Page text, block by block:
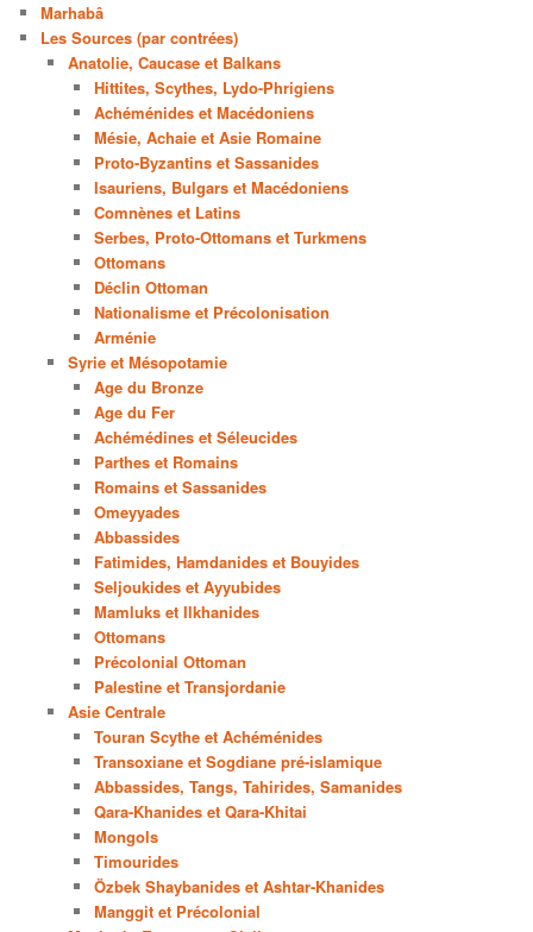
Marhabâ
Les Sources (par contrées)
Anatolie, Caucase et Balkans
Hittites, Scythes, Lydo-Phrigiens
Achéménides et Macédoniens
Mésie, Achaie et Asie Romaine
Proto-Byzantins et Sassanides
Isauriens, Bulgars et Macédoniens
Comnènes et Latins
Serbes, Proto-Ottomans et Turkmens
Ottomans
Déclin Ottoman
Nationalisme et Précolonisation
Arménie
Syrie et Mésopotamie
Age du Bronze
Age du Fer
Achémédines et Séleucides
Parthes et Romains
Romains et Sassanides
Omeyyades
Abbassides
Fatimides, Hamdanides et Bouyides
Seljoukides et Ayyubides
Mamluks et Ilkhanides
Ottomans
Précolonial Ottoman
Palestine et Transjordanie
Asie Centrale
Touran Scythe et Achéménides
Transoxiane et Sogdiane pré-islamique
Abbassides, Tangs, Tahirides, Samanides
Qara-Khanides et Qara-Khitai
Mongols
Timourides
Özbek Shaybanides et Ashtar-Khanides
Manggit et Précolonial